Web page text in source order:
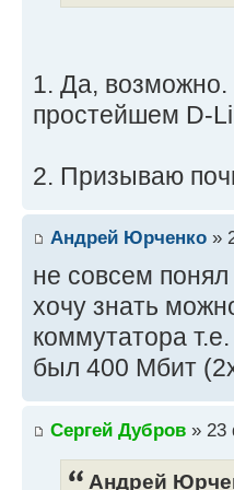
1. Да,
простейшем D-
2. Призываю
Андрей Юрченко »
не совсем
хочу знать
коммутатора
был 400 Мбит
Сергей Дубров » 23
Андрей